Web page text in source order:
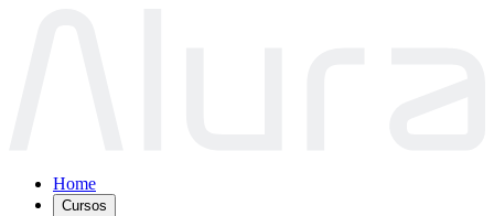
Home
Cursos